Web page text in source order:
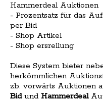
Hammerdeal Auktionen
- Prozentsatz für das
per Bid
- Shop Artikel
- Shop ersrellung
Diese System bieter
herkömmlichen
zb. vorwärts Auktionen
Bidund Hammerdeal